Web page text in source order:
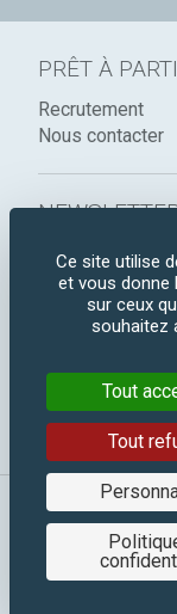
PRÊT À
Recrutement
Nous contacter
SUIVEZ-NOUS :
Mentions légales-CGV
Copyright 2019 ©
sans
Ce site utilise
et vous donne
sur ceux
souhaitez
Tout
Tout